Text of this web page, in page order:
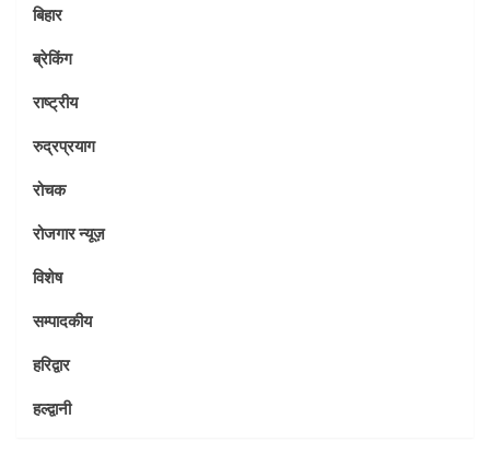
बिहार
ब्रेकिंग
राष्ट्रीय
रुद्रप्रयाग
रोचक
रोजगार न्यूज़
विशेष
सम्पादकीय
हरिद्वार
हल्द्वानी